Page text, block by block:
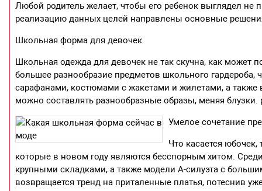
Любой родитель желает, чтобы его ребенок выглядел не
реализацию данных целей направлены основные
Школьная форма для девочек
Школьная одежда для девочек не так скучна, как может
большее разнообразие предметов школьного
сарафанами, костюмами с жакетами и жилетами, а
можно составлять разнообразные образы, меняя блузки.
Умелое сочетание
Что касается
которые в новом году являются бесспорным хитом.
крупными складками, а также модели А-силуэта с
возвращается тренд на приталенные платья,